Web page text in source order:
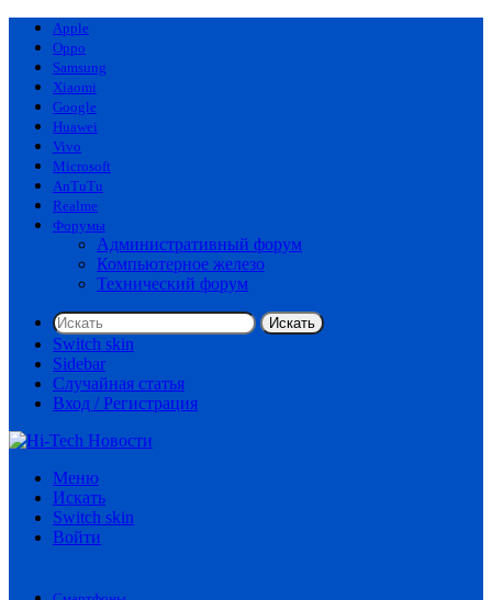
Apple
Oppo
Samsung
Xiaomi
Google
Huawei
Vivo
Microsoft
AnTuTu
Realme
Форумы
Административный форум
Компьютерное железо
Технический форум
Искать
Switch skin
Sidebar
Случайная статья
Вход / Регистрация
Меню
Искать
Switch skin
Войти